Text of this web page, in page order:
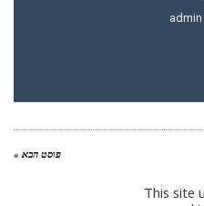
פוסט הבא »